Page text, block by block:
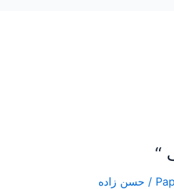
/ حسن زاده